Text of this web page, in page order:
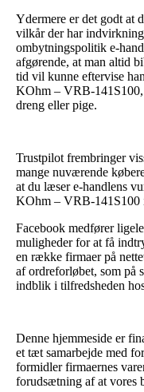
Ydermere er det godt at
vilkår der har
ombytningspolitik e-
afgørende, at man altid
tid vil kunne eftervise
KOhm – VRB-
dreng eller pige.
Trustpilot frembringer
mange nuværende
at du læser e-handlens
KOhm – VRB-141S100
Facebook medfører
muligheder for at få
en række firmaer på
af ordreforløbet, som på
indblik i tilfredsheden
Denne hjemmeside er
et tæt samarbejde med
formidler firmaernes
forudsætning af at vores